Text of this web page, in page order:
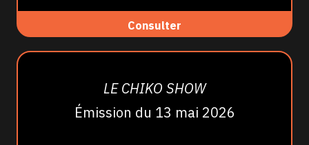
Consulter
LE CHIKO SHOW
Émission du 13 mai 2026